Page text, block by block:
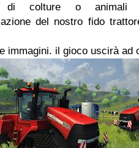
di colture o animali
del nostro fido
immagini. il gioco uscirà ad